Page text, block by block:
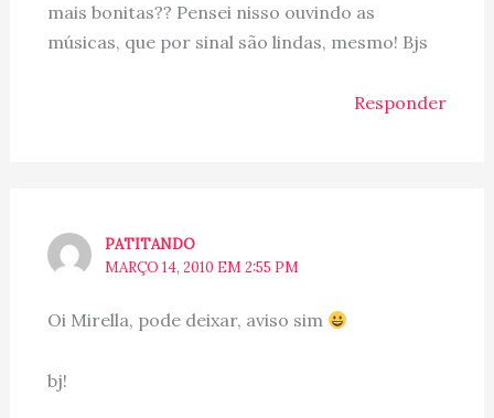
mais bonitas?? Pensei nisso ouvindo as
músicas, que por sinal são lindas, mesmo! Bjs
Responder
PATITANDO
MARÇO 14, 2010 EM 2:55 PM
Oi Mirella, pode deixar, aviso sim
bj!